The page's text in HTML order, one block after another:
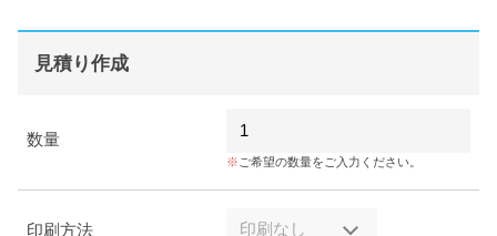
見積り作成
数量
ご希望の数量をご入力ください。
印刷方法